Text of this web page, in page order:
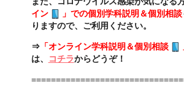
イン
」での個別学科説明＆個別相談
りますので、ご利用ください。
⇒「オンライン学科説明＆個別相談
は、
コチラからどうぞ！